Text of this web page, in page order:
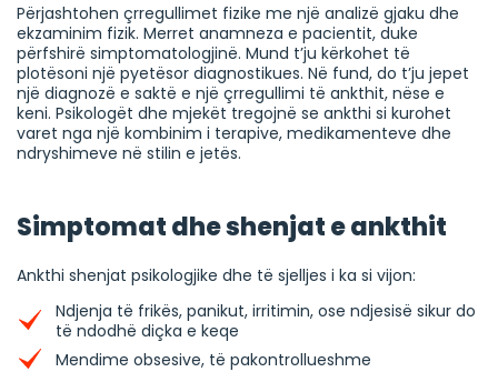
Përjashtohen çrregullimet fizike me një analizë gjaku dhe
ekzaminim fizik. Merret anamneza e pacientit, duke
përfshirë simptomatologjinë. Mund t’ju kërkohet të
plotësoni një pyetësor diagnostikues. Në fund, do t’ju jepet
një diagnozë e saktë e një çrregullimi të ankthit, nëse e
keni. Psikologët dhe mjekët tregojnë se ankthi si kurohet
varet nga një kombinim i terapive, medikamenteve dhe
ndryshimeve në stilin e jetës.
Simptomat dhe shenjat e ankthit
Ankthi shenjat psikologjike dhe të sjelljes i ka si vijon:
Ndjenja të frikës, panikut, irritimin, ose ndjesisë sikur do
të ndodhë diçka e keqe
Mendime obsesive, të pakontrollueshme